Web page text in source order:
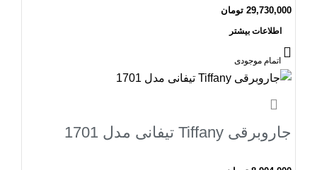
29,730,000 تومان
اطلاعات بیشتر
اتمام موجودی
جاروبرقی Tiffany تیفانی مدل 1701